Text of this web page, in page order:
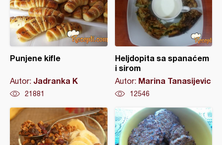
Punjene kifle
Autor: Jadranka K
21881
Heljdopita sa spanaćem
i sirom
Autor: Marina Tanasijevic
12546